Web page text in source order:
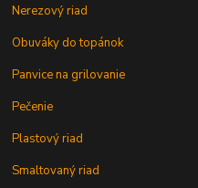
Nerezový riad
Obuváky do topánok
Panvice na grilovanie
Pečenie
Plastový riad
Smaltovaný riad